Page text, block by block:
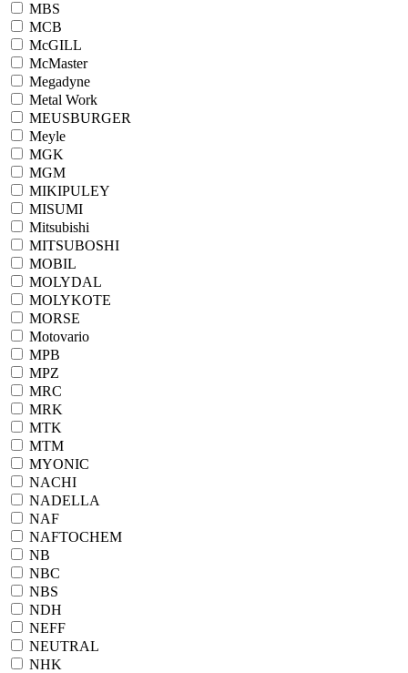
MBS
MCB
McGILL
McMaster
Megadyne
Metal Work
MEUSBURGER
Meyle
MGK
MGM
MIKIPULEY
MISUMI
Mitsubishi
MITSUBOSHI
MOBIL
MOLYDAL
MOLYKOTE
MORSE
Motovario
MPB
MPZ
MRC
MRK
MTK
MTM
MYONIC
NACHI
NADELLA
NAF
NAFTOCHEM
NB
NBC
NBS
NDH
NEFF
NEUTRAL
NHK